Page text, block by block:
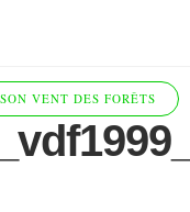
VENT DES FORÊTS